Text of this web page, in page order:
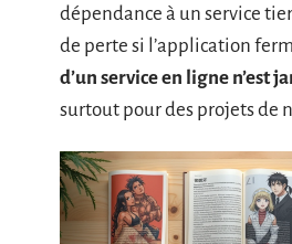
dépendance à un service
de perte si l’application
d’un service en ligne n’est
surtout pour des projets de